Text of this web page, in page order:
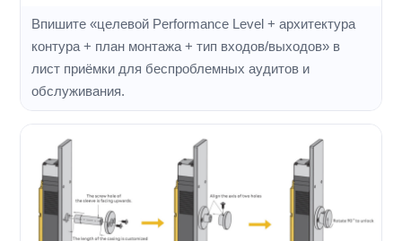
Впишите «целевой Performance Level + архитектура
контура + план монтажа + тип входов/выходов» в
лист приёмки для беспроблемных аудитов и
обслуживания.